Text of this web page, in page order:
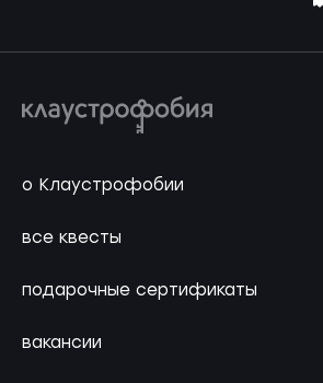
о Клаустрофобии
все квесты
подарочные сертификаты
вакансии